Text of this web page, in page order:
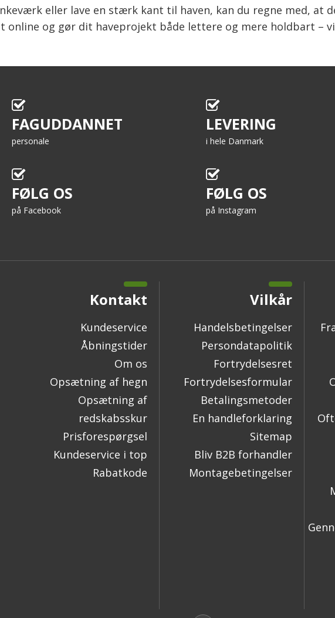
eller lave en stærk kant til haven, kan du regne med, at
online og gør dit haveprojekt både lettere og mere holdbart –
FAGUDDANNET
personale
LEVERING
i hele Danmark
FØLG OS
på Facebook
FØLG OS
på Instagram
Kontakt
Kundeservice
Åbningstider
Om os
Opsætning af hegn
Opsætning af
redskabsskur
Prisforespørgsel
Kundeservice i top
Rabatkode
Vilkår
Handelsbetingelser
Persondatapolitik
Fortrydelsesret
Fortrydelsesformular
Betalingsmetoder
En handleforklaring
Sitemap
Bliv B2B forhandler
Montagebetingelser